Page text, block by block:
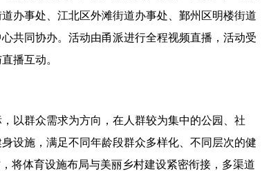
办事处、江北区外滩街道办事处、鄞州区明楼街道
共同协办。活动由甬派进行全程视频直播，活动受
播互动。
以群众需求为方向，在人群较为集中的公园、社
设施，满足不同年龄段群众多样化、不同层次的健
将体育设施布局与美丽乡村建设紧密衔接，多渠道